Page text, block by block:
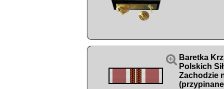
 Baretka
Polskich
Zachodzie